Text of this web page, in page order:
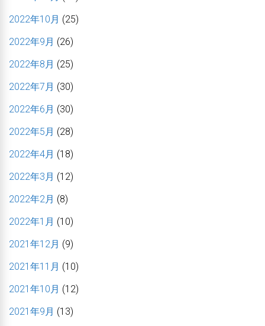
2022年10月 (25)
2022年9月 (26)
2022年8月 (25)
2022年7月 (30)
2022年6月 (30)
2022年5月 (28)
2022年4月 (18)
2022年3月 (12)
2022年2月 (8)
2022年1月 (10)
2021年12月 (9)
2021年11月 (10)
2021年10月 (12)
2021年9月 (13)